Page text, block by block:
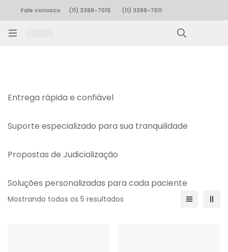
Fale conosco (11) 3399-7011|
(11) 3399-7011
Entrega rápida e confiável
Suporte especializado para sua tranquilidade
Propostas de Judicialização
Soluções personalizadas para cada paciente
Mostrando todos os 5 resultados